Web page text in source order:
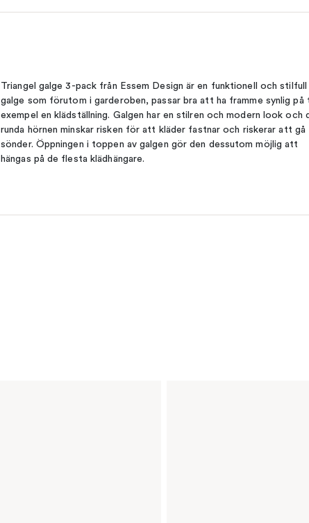
Triangel galge 3-pack från Essem Design är en funktionell och stilfull
galge som förutom i garderoben, passar bra att ha framme synlig på
exempel en klädställning. Galgen har en stilren och modern look och
runda hörnen minskar risken för att kläder fastnar och riskerar att gå
sönder. Öppningen i toppen av galgen gör den dessutom möjlig att
hängas på de flesta klädhängare.